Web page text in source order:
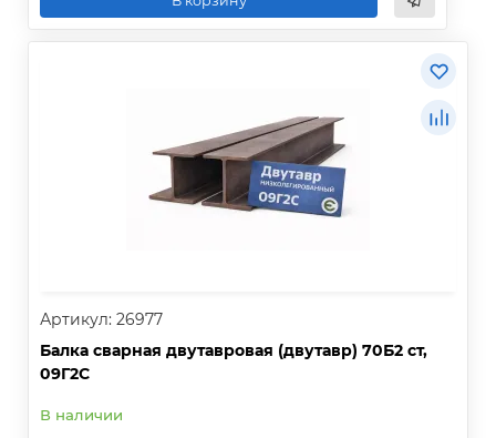
Артикул: 26977
Балка сварная двутавровая (двутавр) 70Б2 ст,
09Г2С
В наличии